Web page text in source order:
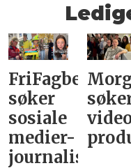
søker
sosiale
medier-
journalist